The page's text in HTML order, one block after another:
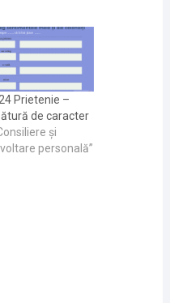
Prietenie –
de caracter
și
personală”